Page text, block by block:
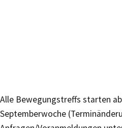
Alle Bewegungstreffs starten
Septemberwoche